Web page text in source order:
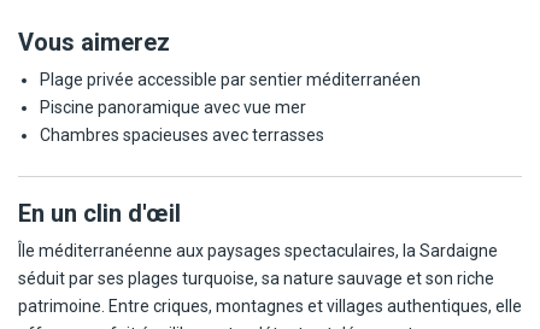
Vous aimerez
Plage privée accessible par sentier méditerranéen
Piscine panoramique avec vue mer
Chambres spacieuses avec terrasses
En un clin d'œil
Île méditerranéenne aux paysages spectaculaires, la Sardaigne
séduit par ses plages turquoise, sa nature sauvage et son riche
patrimoine. Entre criques, montagnes et villages authentiques, elle